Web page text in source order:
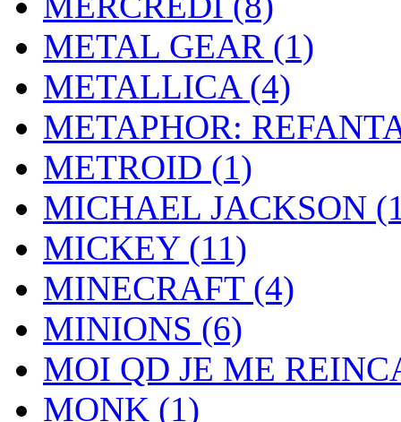
METAL GEAR (1)
METALLICA (4)
METAPHOR:
METROID (1)
MICHAEL JACKSON
MICKEY (11)
MINECRAFT (4)
MINIONS (6)
MOI QD JE ME
MONK (1)